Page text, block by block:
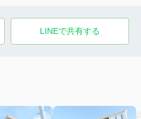
LINEで共有する